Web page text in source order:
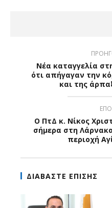
Νέα καταγγελία
ότι απήγαγαν την
και της
Ο ΠτΔ κ. Νίκος
σήμερα στη
περιοχή
ΔΙΑΒΑΣΤΕ ΕΠΙΣΗΣ